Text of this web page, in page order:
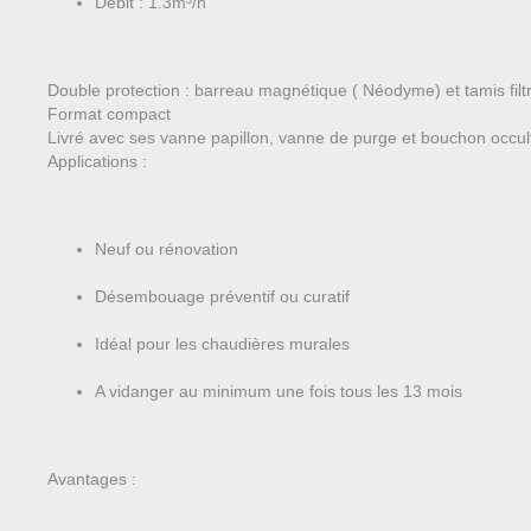
Double protection : barreau magnétique ( Néodyme) et tamis
Format compact
Livré avec ses vanne papillon, vanne de purge et bouchon
Applications :
Neuf ou rénovation
Désembouage préventif ou curatif
Idéal pour les chaudières murales
A vidanger au minimum une fois tous les 13 mois
Avantages :